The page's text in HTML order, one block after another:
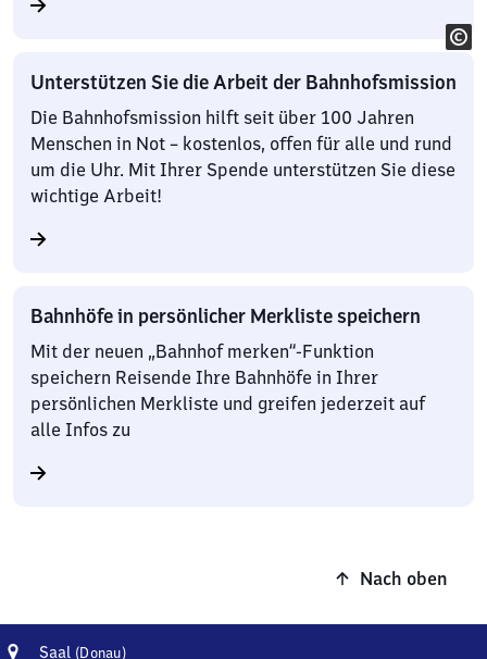
Unterstützen Sie die Arbeit der Bahnhofsmission
Die Bahnhofsmission hilft seit über 100 Jahren
Menschen in Not – kostenlos, offen für alle und rund
um die Uhr. Mit Ihrer Spende unterstützen Sie diese
wichtige Arbeit!
Bahnhöfe in persönlicher Merkliste speichern
Mit der neuen „Bahnhof merken“-Funktion
speichern Reisende Ihre Bahnhöfe in Ihrer
persönlichen Merkliste und greifen jederzeit auf
alle Infos zu
Nach oben
Adresse
Saal (Donau)Saal